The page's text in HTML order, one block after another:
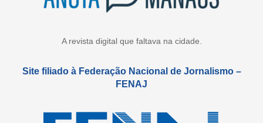
A revista digital que faltava na cidade.
Site filiado à Federação Nacional de Jornalismo –
FENAJ